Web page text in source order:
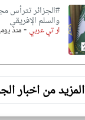
#الجزائر تترأس
والسلم الإفريقي
ار تي عربي -منذ
المزيد من اخبار